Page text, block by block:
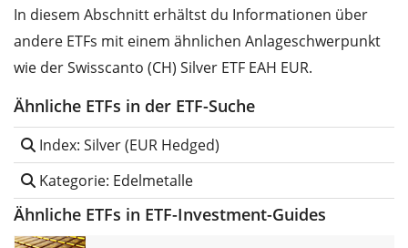
In diesem Abschnitt erhältst du Informationen über
andere ETFs mit einem ähnlichen Anlageschwerpunkt
wie der Swisscanto (CH) Silver ETF EAH EUR.
Ähnliche ETFs in der ETF-Suche
Index: Silver (EUR Hedged)
Kategorie: Edelmetalle
Ähnliche ETFs in ETF-Investment-Guides